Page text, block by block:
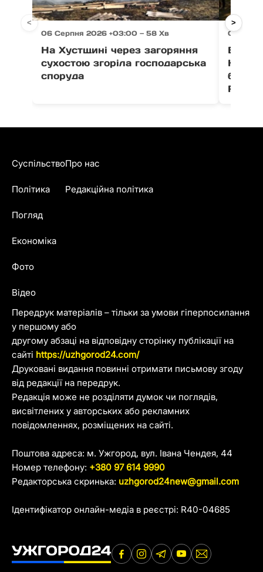
06 Серпня 2026 +03:00 — 58 Хв
На Хустщині через загоряння
сухостою згоріла господарська
споруда
06
В
Fest
< >
Передрук матеріалів – тільки за умови гіперпосилання
у першому або
другому абзаці на відповідну сторінку публікації на
сайті https://uzhgorod24.com/
Друковані видання повинні отримати письмову згоду
від редакції на передрук.
Редакція може не розділяти думок чи поглядів,
висвітлених у авторських або рекламних
повідомленнях, розміщених на сайті.
Поштова адреса: м. Ужгород, вул. Івана Чендея, 44
Номер телефону: +380 97 614 9990
Редакторська скринька: uzhgorod24new@gmail.com
Ідентифікатор онлайн-медіа в реєстрі: R40-04685
Суспільство
Політика
Погляд
Економіка
Фото
Відео
Про нас
Редакційна політика